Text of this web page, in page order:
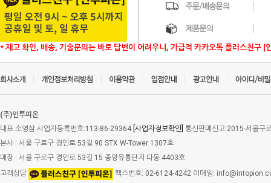
* 재고 확인, 배송, 기술문의는 바로 답변이 어려우니, 가급적 카카오톡 플러스친구 [
(주)인투피온
대표:소영삼 사업자등록번호:113-86-29364 [사업자정보확인] 통신판매신고:2015-서울구
본사 : 서울 구로구 경인로 53길 90 STX W-Tower 1307호
매장 : 서울 구로구 경인로 53길 15 중앙유통단지 다동 4403호
고객상담
팩스번호: 02-6124-4242 이메일: